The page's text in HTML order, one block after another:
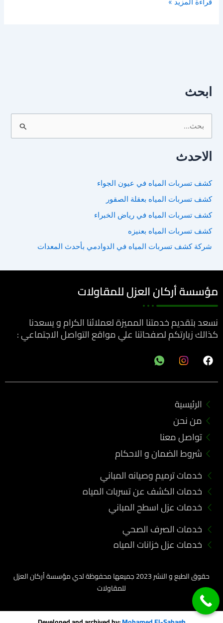
قراءة المزيد »
ابحث
ث
ع
ن
:
الاحدث
كشف تسربات المياه في عيون الجواء
كشف تسربات المياه بعقلة الصقور
كشف تسربات المياه في رياض الخبراء
كشف تسربات المياه بعنيزه
شركة كشف تسربات المياه في الدوادمي بأحدث المعدات
مؤسسة أركان العزل للمقاولات
نسعد بتقديم خدمتنا المميزة لعملائنا الكرام و يسعدنا
كذالك زيارتكم لصفحاتنا علي مواقع التواصل الاجتماعي :
F
a
e
o
o
k
الرئيسية
من نحن
تواصل معنا
شروط الضمان و الاحكام
خدمات ترميم وصيانه المباني
خدمات الكشف عن تسربات المياه
خدمات عزل اسطح المباني
خدمات الصرف الصحي
خدمات عزل خزانات المياه
حقوق الطبع و النشر 2023 جميعها محفوظة لدي مؤسسة أركان العزل
للمقاولات